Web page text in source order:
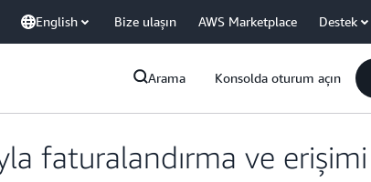
English Bize ulaşın AWS Marketplace Destek
Arama Konsolda oturum açın
faturalandırma ve erişimi